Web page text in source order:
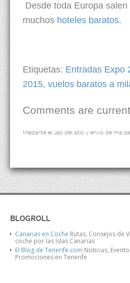
Desde toda Europa salen
muchos hoteles baratos.
Etiquetas: Entradas Expo
2015, vuelos baratos a
Comments are
Mediante el uso del sitio y envío de mis
BLOGROLL
Canarias en Coche Rutas, Consejos de
coche por las Islas Canarias
El Blog de Tenerife.com Noticias,
Promociones en Tenerife